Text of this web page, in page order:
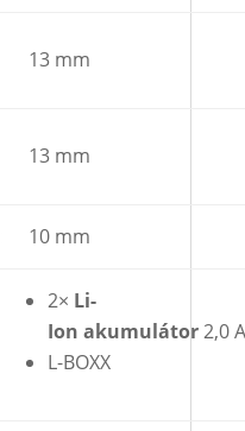
13 mm
13 mm
10 mm
2× Li-
Ion akumulátor2,0
L-BOXX